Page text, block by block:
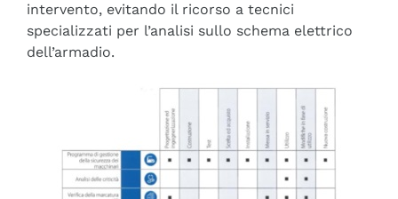
intervento, evitando il ricorso a tecnici
specializzati per l’analisi sullo schema elettrico
dell’armadio.